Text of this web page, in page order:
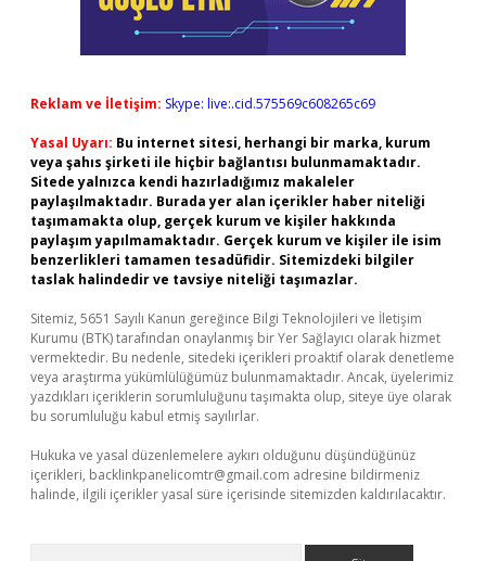
Reklam ve İletişim: Skype: live:.cid.575569c608265c69
Yasal Uyarı: Bu internet sitesi, herhangi bir marka, kurum
veya şahıs şirketi ile hiçbir bağlantısı bulunmamaktadır.
Sitede yalnızca kendi hazırladığımız makaleler
paylaşılmaktadır. Burada yer alan içerikler haber niteliği
taşımamakta olup, gerçek kurum ve kişiler hakkında
paylaşım yapılmamaktadır. Gerçek kurum ve kişiler ile isim
benzerlikleri tamamen tesadüfidir. Sitemizdeki bilgiler
taslak halindedir ve tavsiye niteliği taşımazlar.
Sitemiz, 5651 Sayılı Kanun gereğince Bilgi Teknolojileri ve İletişim
Kurumu (BTK) tarafından onaylanmış bir Yer Sağlayıcı olarak hizmet
vermektedir. Bu nedenle, sitedeki içerikleri proaktif olarak denetleme
veya araştırma yükümlülüğümüz bulunmamaktadır. Ancak, üyelerimiz
yazdıkları içeriklerin sorumluluğunu taşımakta olup, siteye üye olarak
bu sorumluluğu kabul etmiş sayılırlar.
Hukuka ve yasal düzenlemelere aykırı olduğunu düşündüğünüz
içerikleri, backlinkpanelicomtr@gmail.com adresine bildirmeniz
halinde, ilgili içerikler yasal süre içerisinde sitemizden kaldırılacaktır.